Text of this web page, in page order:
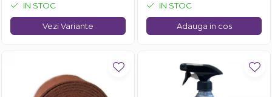
IN STOC
Vezi Variante
IN STOC
Adauga in cos